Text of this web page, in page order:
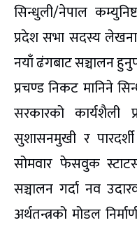
सिन्धुली/नेपाल
प्रदेश सभा सदस्य
नयाँ ढंगबाट सञ्चालन
प्रचण्ड निकट मानिने
सरकारको कार्यशैली
सुशासनमुखी र
सोमवार फेसवुक
सञ्चालन गर्दा नव
अर्थतन्त्रको मोडल